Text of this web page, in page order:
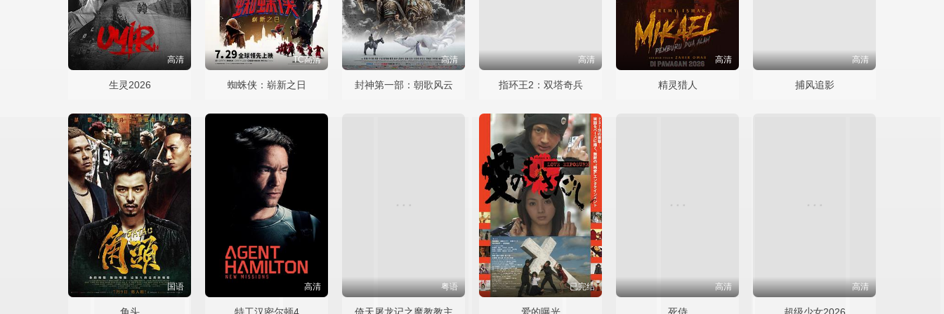
高清
生灵2026
TC高清
蜘蛛侠：崭新之日
高清
封神第一部：朝歌风云
高清
指环王2：双塔奇兵
高清
精灵猎人
高清
捕风追影
国语 高清 粤语 已完结 高清 高清